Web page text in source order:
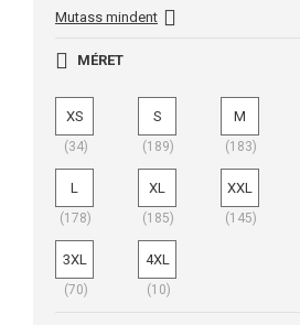
Mutass mindent
MÉRET
XS
(34)
S
(189)
M
(183)
L
(178)
XL
(185)
XXL
(145)
3XL
(70)
4XL
(10)